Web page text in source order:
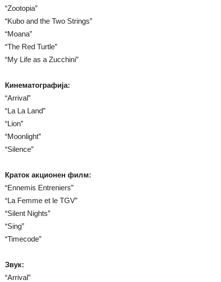
“Zootopia”
“Kubo and the Two Strings”
“Moana”
“The Red Turtle”
“My Life as a Zucchini”
Кинематографија:
“Arrival”
“La La Land”
“Lion”
“Moonlight”
“Silence”
Краток акционен филм:
“Ennemis Entreniers”
“La Femme et le TGV”
“Silent Nights”
“Sing”
“Timecode”
Звук:
“Arrival”